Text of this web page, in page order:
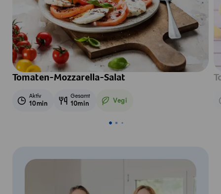
Tomaten-Mozzarella-Salat
Aktiv
10min
Gesamt
10min Vegi
Vegetarisch